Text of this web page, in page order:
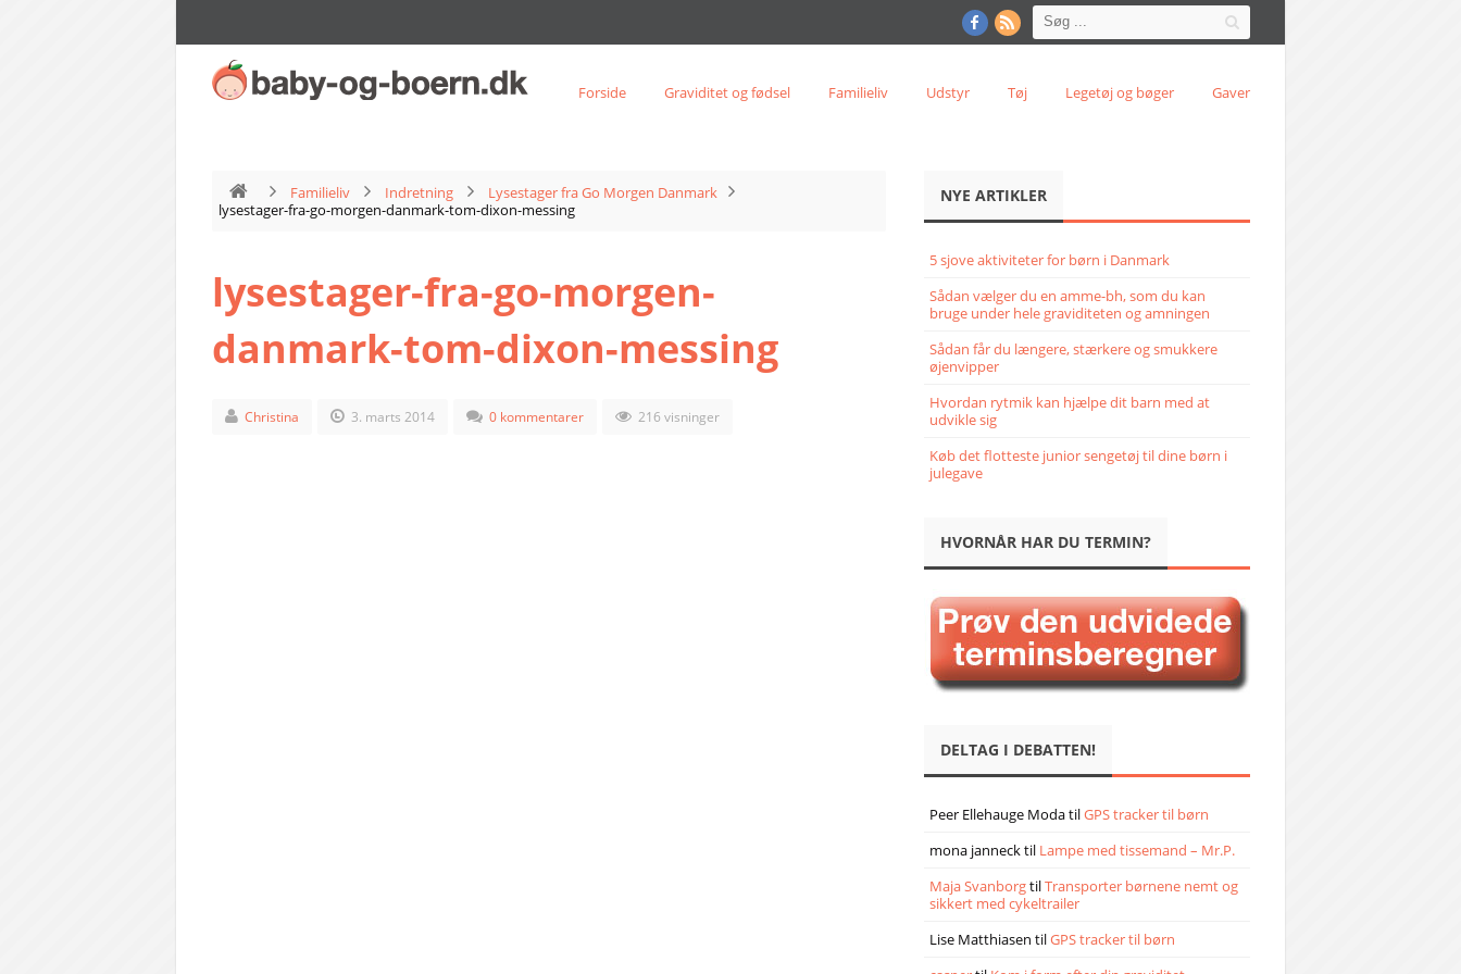
Forside Graviditet og fødsel Familieliv Udstyr Tøj Legetøj og bøger Gaver
Familieliv Indretning
Lysestager fra Go Morgen Danmark
lysestager-fra-go-morgen-danmark-tom-dixon-messing
lysestager-fra-go-morgen-
danmark-tom-dixon-messing
Christina 3. marts 2014 0 kommentarer 216 visninger
NYE ARTIKLER
5 sjove aktiviteter for børn i Danmark
Sådan vælger du en amme-bh, som du kan
bruge under hele graviditeten og amningen
Sådan får du længere, stærkere og smukkere
øjenvipper
Hvordan rytmik kan hjælpe dit barn med at
udvikle sig
Køb det flotteste junior sengetøj til dine børn i
julegave
HVORNÅR HAR DU TERMIN?
DELTAG I DEBATTEN!
Peer Ellehauge ModatilGPS tracker til børn
mona jannecktil Lampe med tissemand – Mr.P.
Maja SvanborgtilTransporter børnene nemt og
sikkert med cykeltrailer
Lise Matthiasen tilGPS tracker til børn